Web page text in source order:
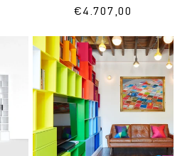
Normaler
€4.707,00